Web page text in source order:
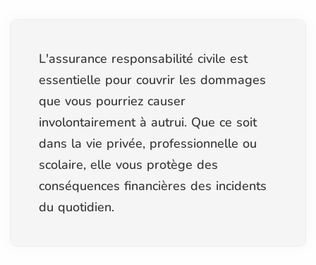
L'assurance responsabilité civile est
essentielle pour couvrir les dommages
que vous pourriez causer
involontairement à autrui. Que ce soit
dans la vie privée, professionnelle ou
scolaire, elle vous protège des
conséquences financières des incidents
du quotidien.